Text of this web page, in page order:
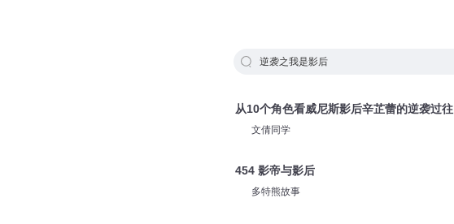
逆袭之我是影后
从10个角色看威尼斯影后辛芷蕾的逆袭过往
文倩同学
454 影帝与影后
多特熊故事